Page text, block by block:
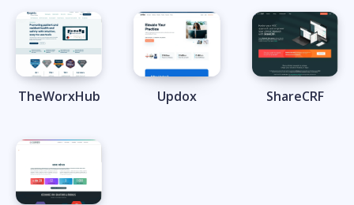
TheWorxHub Updox ShareCRF